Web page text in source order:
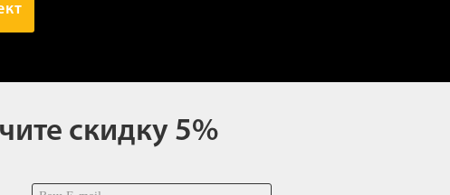
скидку 5%